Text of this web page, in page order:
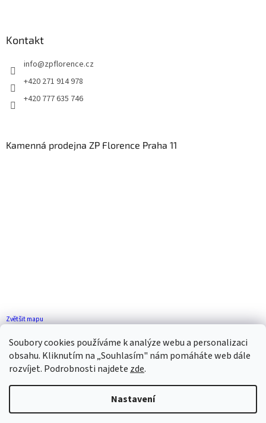
Soubory cookies používáme k analýze webu a personalizaci
obsahu. Kliknutím na „Souhlasím" nám pomáháte web dále
rozvíjet. Podrobnosti najdete zde.
Nastavení
Kontakt
info@zpflorence.cz
+420 271 914 978
+420 777 635 746
Kamenná prodejna ZP Florence Praha 11
Zvětšit mapu
Vytvořil Shoptet